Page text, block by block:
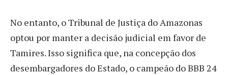
No entanto, o Tribunal de Justiça do Amazonas
optou por manter a decisão judicial em favor de
Tamires. Isso significa que, na concepção dos
desembargadores do Estado, o campeão do BBB 24